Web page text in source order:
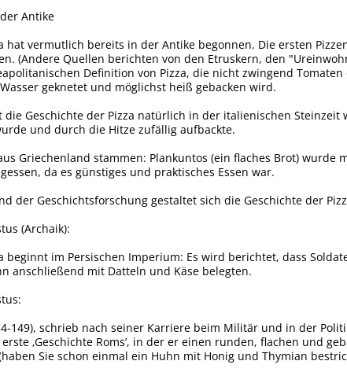
Antike
hat vermutlich bereits in der Antike begonnen. Die ersten
(Andere Quellen berichten von den Etruskern, den
Definition von Pizza, die nicht zwingend
geknetet und möglichst heiß gebacken wird.
Geschichte der Pizza natürlich in der italienischen
und durch die Hitze zufällig aufbackte.
Griechenland stammen: Plankuntos (ein flaches Brot)
da es günstiges und praktisches Essen war.
der Geschichtsforschung gestaltet sich die Geschichte der
(Archaik):
beginnt im Persischen Imperium: Es wird berichtet, dass
anschließend mit Datteln und Käse belegten.
149), schrieb nach seiner Karriere beim Militär und in der
‚Geschichte Roms’, in der er einen runden, flachen und
Sie schon einmal ein Huhn mit Honig und Thymian